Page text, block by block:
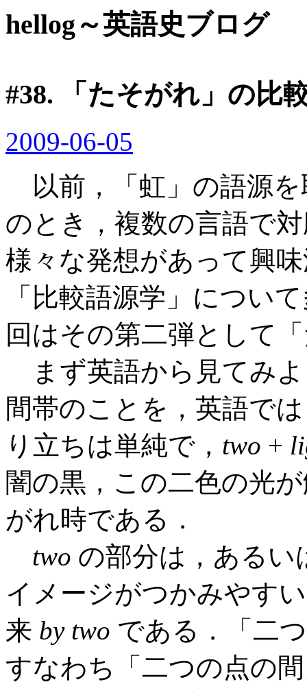
hellog～英語史ブログ
#38. 「たそがれ」の比
2009-06-05
以前，「虹」の語源を
のとき，複数の言語で
様々な発想があって興
「比較語源学」につい
回はその第二弾として
まず英語から見てみ
間帯のことを，英語で
り立ちは単純で， two +
闇の黒，この二色の光
がれ時である．
two の部分は，ある
イメージがつかみやす
来 by two である．「二
すなわち「二つの点の